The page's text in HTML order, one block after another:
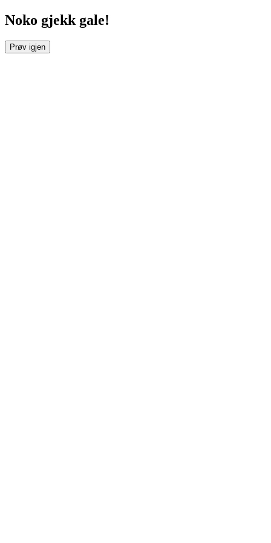
Noko gjekk gale!
Prøv igjen